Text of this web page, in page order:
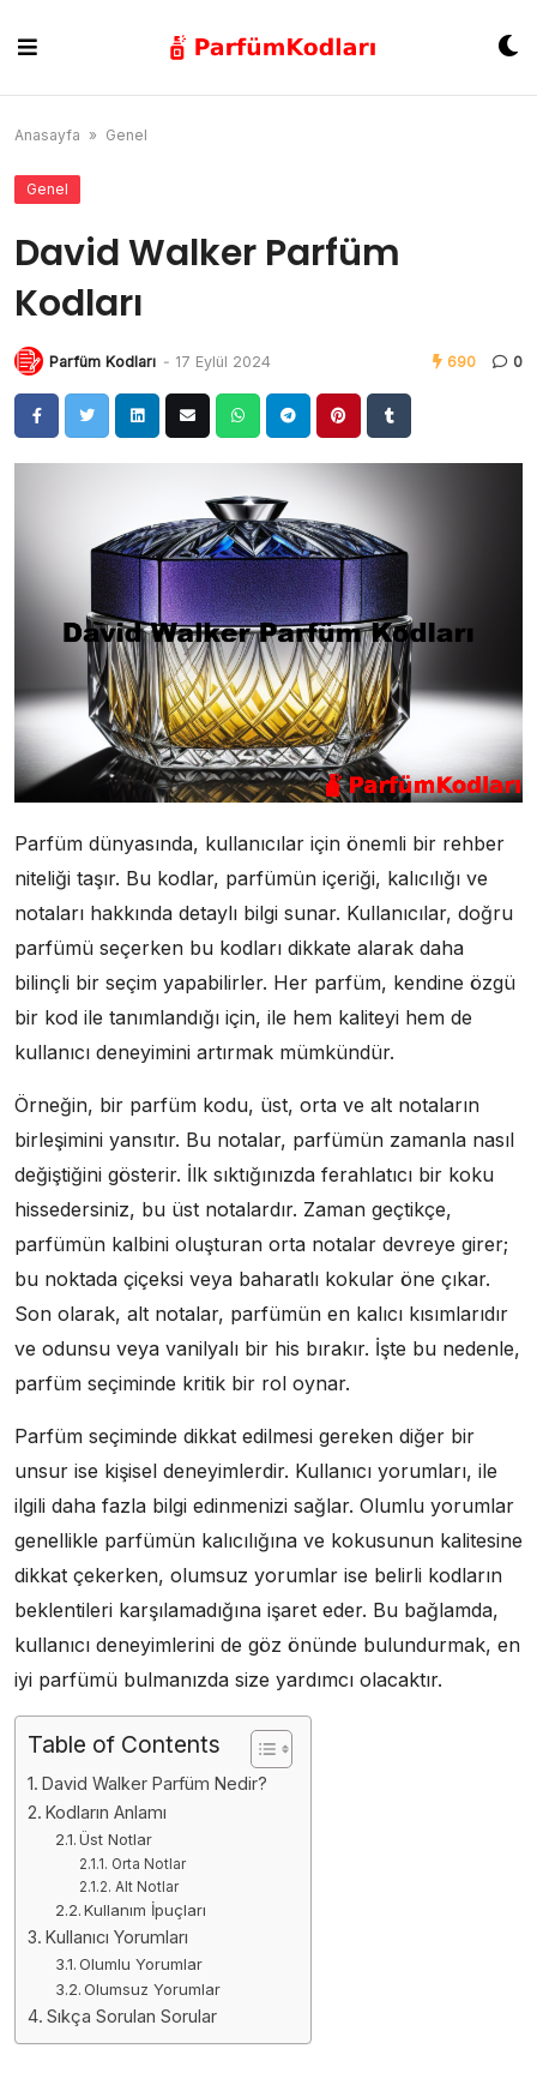
content
Anasayfa » Genel
Genel
David Walker Parfüm
Kodları
Parfüm Kodları - 17 Eylül 2024 690 0
Parfüm dünyasında, kullanıcılar için önemli bir rehber
niteliği taşır. Bu kodlar, parfümün içeriği, kalıcılığı ve
notaları hakkında detaylı bilgi sunar. Kullanıcılar, doğru
parfümü seçerken bu kodları dikkate alarak daha
bilinçli bir seçim yapabilirler. Her parfüm, kendine özgü
bir kod ile tanımlandığı için, ile hem kaliteyi hem de
kullanıcı deneyimini artırmak mümkündür.
Örneğin, bir parfüm kodu, üst, orta ve alt notaların
birleşimini yansıtır. Bu notalar, parfümün zamanla nasıl
değiştiğini gösterir. İlk sıktığınızda ferahlatıcı bir koku
hissedersiniz, bu üst notalardır. Zaman geçtikçe,
parfümün kalbini oluşturan orta notalar devreye girer;
bu noktada çiçeksi veya baharatlı kokular öne çıkar.
Son olarak, alt notalar, parfümün en kalıcı kısımlarıdır
ve odunsu veya vanilyalı bir his bırakır. İşte bu nedenle,
parfüm seçiminde kritik bir rol oynar.
Parfüm seçiminde dikkat edilmesi gereken diğer bir
unsur ise kişisel deneyimlerdir. Kullanıcı yorumları, ile
ilgili daha fazla bilgi edinmenizi sağlar. Olumlu yorumlar
genellikle parfümün kalıcılığına ve kokusunun kalitesine
dikkat çekerken, olumsuz yorumlar ise belirli kodların
beklentileri karşılamadığına işaret eder. Bu bağlamda,
kullanıcı deneyimlerini de göz önünde bulundurmak, en
iyi parfümü bulmanızda size yardımcı olacaktır.
Table of Contents
David Walker Parfüm Nedir?
Kodların Anlamı
Üst Notlar
Orta Notlar
Alt Notlar
Kullanım İpuçları
Kullanıcı Yorumları
Olumlu Yorumlar
Olumsuz Yorumlar
Sıkça Sorulan Sorular